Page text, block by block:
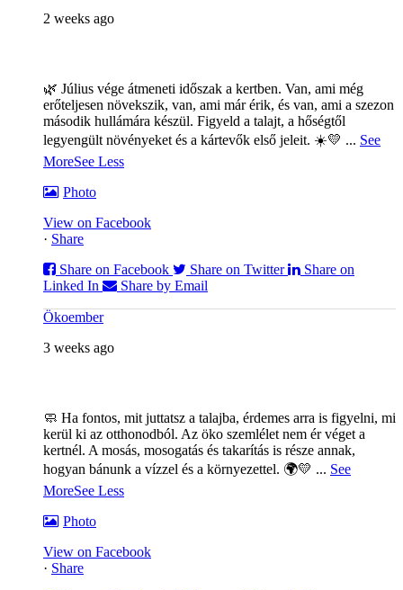
2 weeks ago
🌿 Július vége átmeneti időszak a kertben. Van, ami még
erőteljesen növekszik, van, ami már érik, és van, ami a szezon
második hullámára készül. Figyeld a talajt, a hőségtől
legyengült növényeket és a kártevők első jeleit. ☀️💛 ... See
MoreSee Less
Photo
View on Facebook
· Share
Share on Facebook
Share on Twitter
Share on
Linked In
Share by Email
Ökoember
3 weeks ago
🧼 Ha fontos, mit juttatsz a talajba, érdemes arra is figyelni, mi
kerül ki az otthonodból. Az öko szemlélet nem ér véget a
kertnél. A mosás, mosogatás és takarítás is része annak,
hogyan bánunk a vízzel és a környezettel. 🌍💛 ... See
MoreSee Less
Photo
View on Facebook
· Share